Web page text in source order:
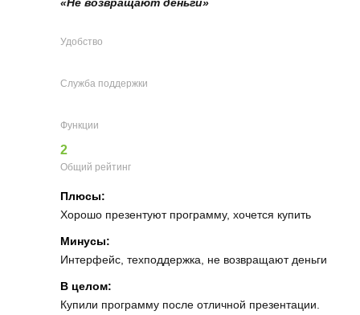
Удобство
Служба поддержки
Функции
2
Общий рейтинг
Плюсы:
Хорошо презентуют программу, хочется купить
Минусы:
Интерфейс, техподдержка, не возвращают деньги
В целом:
Купили программу после отличной презентации.